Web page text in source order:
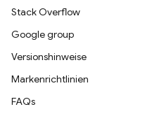
Stack Overflow
Google group
Versionshinweise
Markenrichtlinien
FAQs